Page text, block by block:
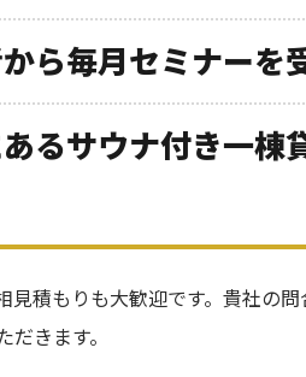
ら毎月セミナーを
るサウナ付き一棟
見積もりも大歓迎です。貴社の
きます。